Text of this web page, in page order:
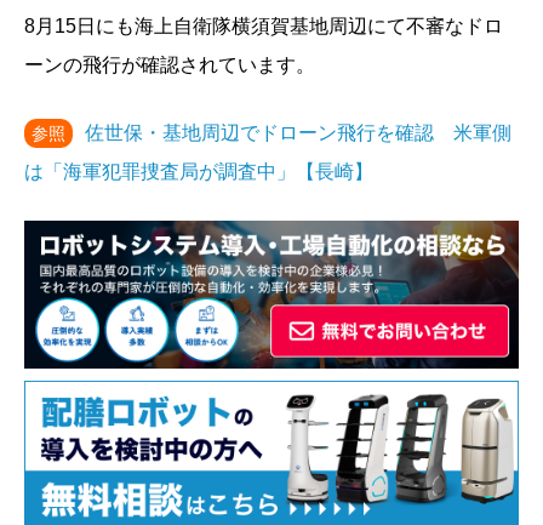
8月15日にも海上自衛隊横須賀基地周辺にて不審なドロ
ーンの飛行が確認されています。
参照
佐世保・基地周辺でドローン飛行を確認 米軍側
は「海軍犯罪捜査局が調査中」【長崎】